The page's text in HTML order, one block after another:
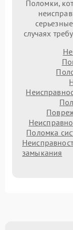
Поломки,
случаях
Поломка
замыкания